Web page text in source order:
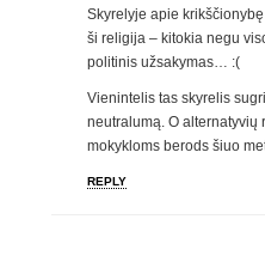
Skyrelyje apie
ši religija – kitokia negu
politinis užsakymas… :(
Vienintelis tas skyrelis
neutralumą. O alternatyvių
mokykloms berods šiuo
REPLY